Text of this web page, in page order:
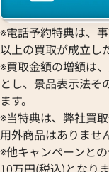
ンドバッグ M40089
参考買取価格
26,000円
2026年5月17日時点
※電話予約特典は、
以上の買取が成立し
※買取金額の増額は
とし、景品表示法そ
ます。
※当特典は、弊社買
用外商品はありませ
※他キャンペーンと